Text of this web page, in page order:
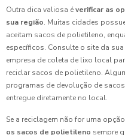
Outra dica valiosa éverificar as
sua região. Muitas cidades
aceitam sacos de polietileno,
específicos. Consulte o site da
empresa de coleta de lixo local
reciclar sacos de polietileno.
programas de devolução de
entregue diretamente no local.
Se a reciclagem não for uma
os sacos de polietileno sempre